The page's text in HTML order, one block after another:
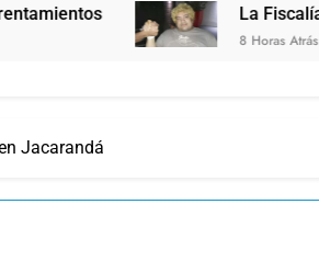
La Fiscalía rechazó el
8 Horas Atrás
Jacarandá